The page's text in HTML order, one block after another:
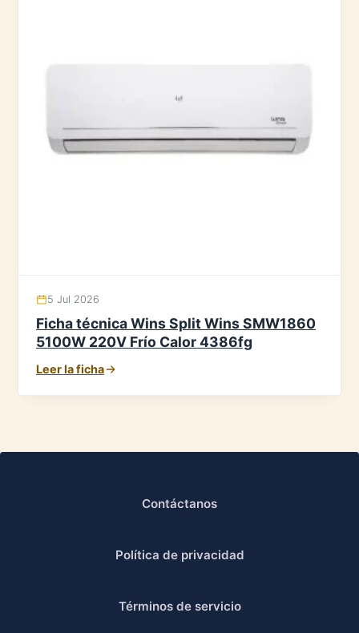
5 Jul 2026
Ficha técnica Wins Split Wins SMW1860
5100W 220V Frío Calor 4386fg
Leer la ficha
Contáctanos
Política de privacidad
Términos de servicio